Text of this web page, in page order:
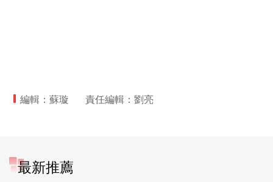
編輯：蘇璇 責任編輯：劉亮
最新推薦